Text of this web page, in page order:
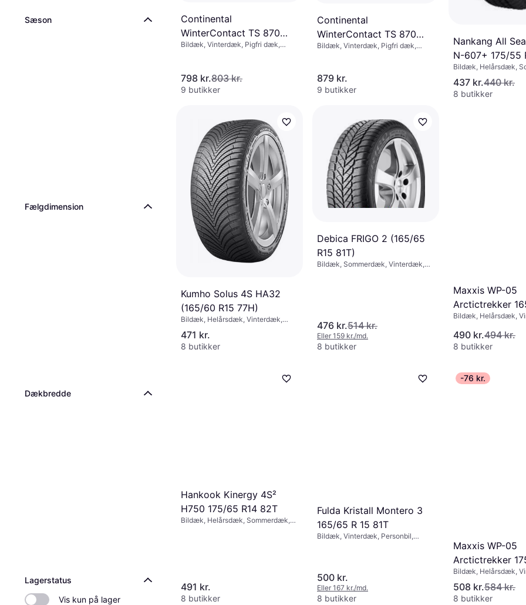
Sæson
Fælgdimension
Dækbredde
Lagerstatus
Vis kun på lager
Continental
WinterContact TS 870
165/65 R15 81T EVc
Bildæk, Vinterdæk, Pigfri dæk,
798 kr.803 kr.
9 butikker
Continental
WinterContact TS 870
165/60-15 77T Vinterdæk
Bildæk, Vinterdæk, Pigfri dæk,
(190 km/t)
879 kr.
9 butikker
Nankang All
N-607+ 175/55
Bildæk, Helårsdæk,
Størrelsesforhold 55 %,
Hastighedsindeks H
437 kr.440 kr.
8 butikker
Kumho Solus 4S HA32
(165/60 R15 77H)
Bildæk, Helårsdæk, Vinterdæk,
Størrelsesforhold 60 %,
Hastighedsindeks H (210 km/t)
471 kr.
8 butikker
Debica FRIGO 2 (165/65
R15 81T)
Bildæk, Sommerdæk, Vinterdæk,
476 kr.514 kr.
Eller 159 kr./md.
8 butikker
Maxxis WP-05
Arctictrekker
81T
Bildæk, Helårsdæk,
Størrelsesforhold 65 %,
Hastighedsindeks T
490 kr.494 kr.
8 butikker
Hankook Kinergy 4S²
H750 175/65 R14 82T
Bildæk, Helårsdæk, Sommerdæk,
491 kr.
8 butikker
Fulda Kristall Montero 3
165/65 R 15 81T
Bildæk, Vinterdæk, Personbil,
500 kr.
Eller 167 kr./md.
8 butikker
-76 kr.
Maxxis WP-05
Arctictrekker
81T
Bildæk, Helårsdæk,
Størrelsesforhold 60 %,
Hastighedsindeks T
508 kr.584 kr.
8 butikker